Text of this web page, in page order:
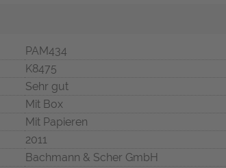
PAM434
K8475
Sehr gut
Mit Box
Mit Papieren
2011
Bachmann & Scher GmbH